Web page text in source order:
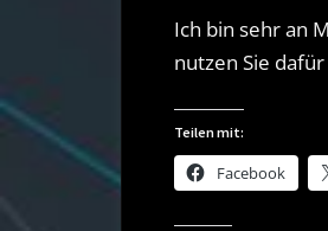
Ich bin sehr an
nutzen Sie
Teilen mit:
Facebook